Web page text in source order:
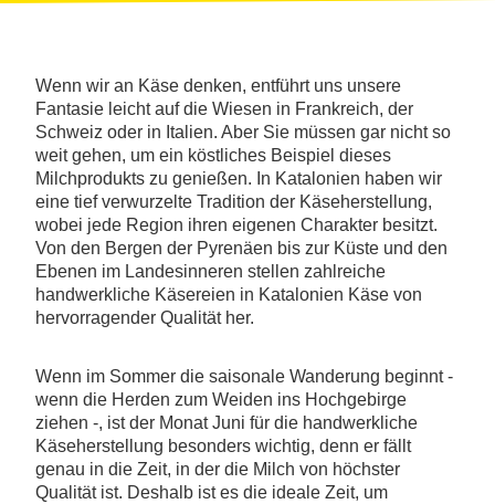
Wenn wir an Käse denken, entführt uns unsere
Fantasie leicht auf die Wiesen in Frankreich, der
Schweiz oder in Italien. Aber Sie müssen gar nicht so
weit gehen, um ein köstliches Beispiel dieses
Milchprodukts zu genießen. In Katalonien haben wir
eine tief verwurzelte Tradition der Käseherstellung,
wobei jede Region ihren eigenen Charakter besitzt.
Von den Bergen der Pyrenäen bis zur Küste und den
Ebenen im Landesinneren stellen zahlreiche
handwerkliche Käsereien in Katalonien Käse von
hervorragender Qualität her.
Wenn im Sommer die saisonale Wanderung beginnt -
wenn die Herden zum Weiden ins Hochgebirge
ziehen -, ist der Monat Juni für die handwerkliche
Käseherstellung besonders wichtig, denn er fällt
genau in die Zeit, in der die Milch von höchster
Qualität ist. Deshalb ist es die ideale Zeit, um